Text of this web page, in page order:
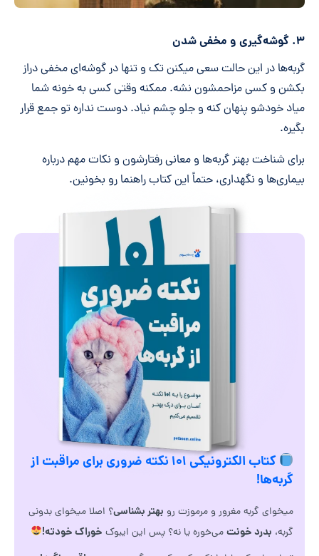
۳. گوشه‌گیری و مخفی شدن
گربه‌ها در این حالت سعی میکنن تک و تنها در گوشه‌ای مخفی دراز
بکشن و کسی مزاحمشون نشه. ممکنه وقتی کسی به خونه شما
میاد خودشو پنهان کنه و جلو چشم نیاد. دوست نداره تو جمع قرار
بگیره.
برای شناخت بهتر گربه‌ها و معانی رفتارشون و نکات مهم درباره
بیماری‌ها و نگهداری، حتماً این کتاب راهنما رو بخونین.
کتاب الکترونیکی ۱۰۱ نکته ضروری برای مراقبت از
گربه‌ها!
میخوای گربه مغرور و مرموزت رو بهتر بشناسی؟ اصلا میخوای بدونی
گربه، بدرد خونتمی‌خوره یا نه؟ پس این ایبوک خوراک خودته!